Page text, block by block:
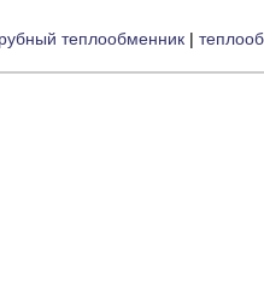
теплообменник |